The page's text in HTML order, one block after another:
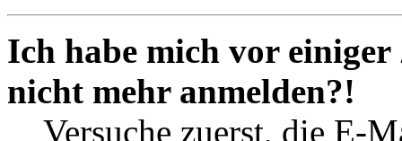
Ich habe mich vor
nicht mehr anmelden?!
Versuche zuerst, die E-